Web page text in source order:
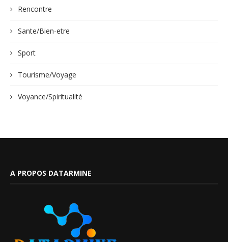
Rencontre
Sante/Bien-etre
Sport
Tourisme/Voyage
Voyance/Spiritualité
A PROPOS DATARMINE